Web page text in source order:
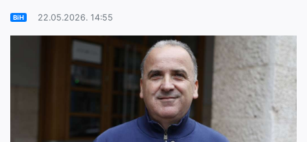
BiH 22.05.2026. 14:55